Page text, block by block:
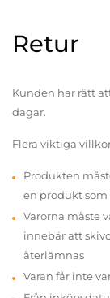
Retur
Kunden har rätt
dagar.
Flera viktiga
Produkten
en produkt
Varorna måste
innebär att
återlämnas
Varan får inte